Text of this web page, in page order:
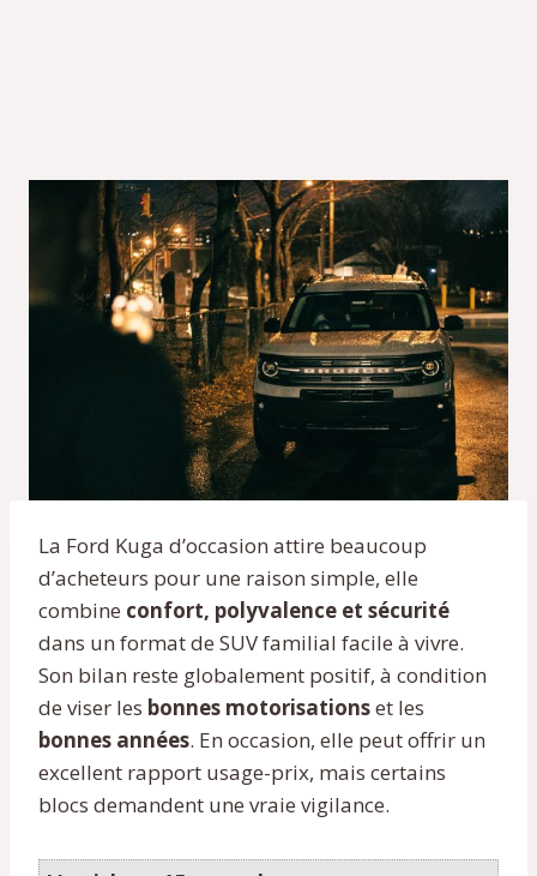
La Ford Kuga d’occasion attire beaucoup
d’acheteurs pour une raison simple, elle
combine confort, polyvalence et sécurité
dans un format de SUV familial facile à vivre.
Son bilan reste globalement positif, à condition
de viser les bonnes motorisationset les
bonnes années. En occasion, elle peut offrir un
excellent rapport usage-prix, mais certains
blocs demandent une vraie vigilance.